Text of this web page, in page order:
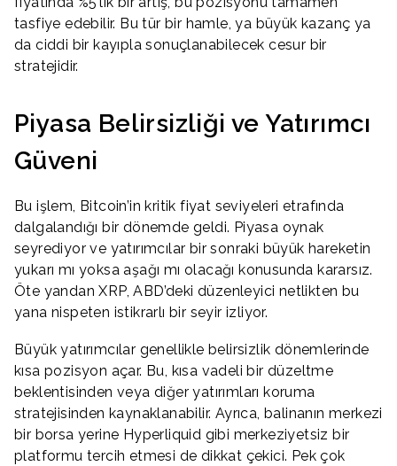
tasfiye edebilir. Bu tür bir hamle, ya büyük kazanç ya
da ciddi bir kayıpla sonuçlanabilecek cesur bir
stratejidir.
Piyasa Belirsizliği ve Yatırımcı
Güveni
Bu işlem, Bitcoin’in kritik fiyat seviyeleri etrafında
dalgalandığı bir dönemde geldi. Piyasa oynak
seyrediyor ve yatırımcılar bir sonraki büyük hareketin
yukarı mı yoksa aşağı mı olacağı konusunda kararsız.
Öte yandan XRP, ABD’deki düzenleyici netlikten bu
yana nispeten istikrarlı bir seyir izliyor.
Büyük yatırımcılar genellikle belirsizlik dönemlerinde
kısa pozisyon açar. Bu, kısa vadeli bir düzeltme
beklentisinden veya diğer yatırımları koruma
stratejisinden kaynaklanabilir. Ayrıca, balinanın merkezi
bir borsa yerine Hyperliquid gibi merkeziyetsiz bir
platformu tercih etmesi de dikkat çekici. Pek çok